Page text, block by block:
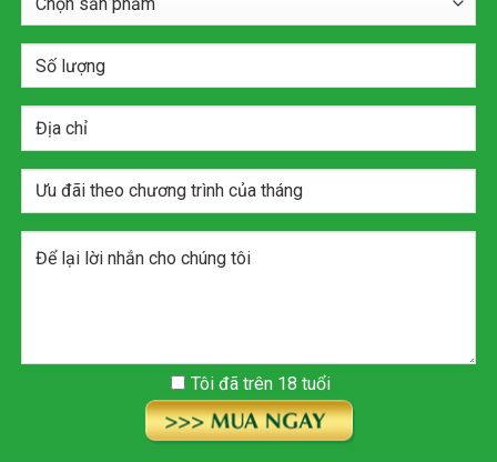
Tôi đã trên 18 tuổi